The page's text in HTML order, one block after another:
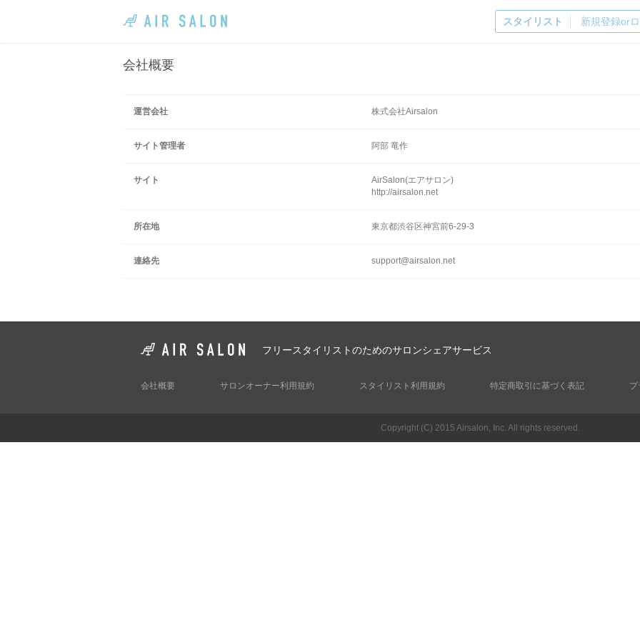
スタイリスト 新規登録or
会社概要
運営会社 株式会社Airsalon
サイト管理者 阿部 竜作
サイト
AirSalon(エアサロン)
http://airsalon.net
所在地 東京都渋谷区神宮前6-29-3
連絡先 support@airsalon.net
フリースタイリストのためのサロンシェアサービス
会社概要 サロンオーナー利用規約 スタイリスト利用規約 特定商取引に基づく表記 プ
Copyright (C) 2015 Airsalon, Inc. All rights reserved.